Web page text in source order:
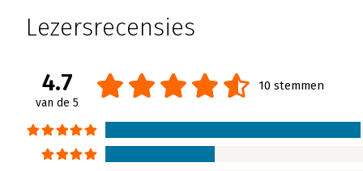
Lezersrecensies
4.7
van de 5
10 stemmen